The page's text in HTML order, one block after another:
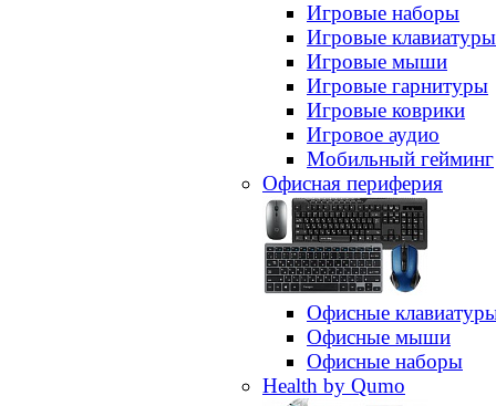
Игровые наборы
Игровые клавиатуры
Игровые мыши
Игровые гарнитуры
Игровые коврики
Игровое аудио
Мобильный гейминг
Офисная периферия
Офисные
Офисные мыши
Офисные наборы
Health by Qumo